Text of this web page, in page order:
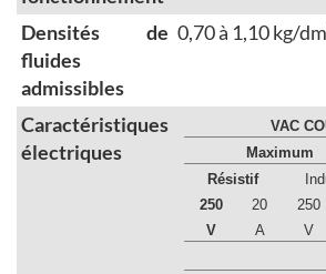
Densités de
fluides
admissibles
0,70 à 1,10 kg/
Caractéristiques
électriques
VAC
Maximum
Résistif
250
V
20
A
250
V